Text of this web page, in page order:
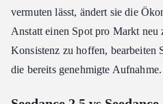
vermuten lässt, ändert sie die
Anstatt einen Spot pro Markt neu
Konsistenz zu hoffen, bearbeiten
die bereits genehmigte Aufnahme.